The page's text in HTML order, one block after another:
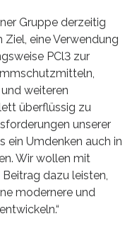
Gruppe derzeitig
eine Verwendung
PCl3 zur
weiteren
überflüssig zu
unserer
ein Umdenken auch in
Wir wollen mit
dazu leisten,
modernere und